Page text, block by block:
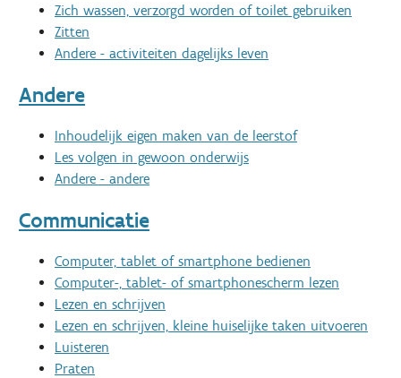
Zich wassen, verzorgd worden of toilet gebruiken
Zitten
Andere - activiteiten dagelijks leven
Andere
Inhoudelijk eigen maken van de leerstof
Les volgen in gewoon onderwijs
Andere - andere
Communicatie
Computer, tablet of smartphone bedienen
Computer-, tablet- of smartphonescherm lezen
Lezen en schrijven
Lezen en schrijven, kleine huiselijke taken uitvoeren
Luisteren
Praten